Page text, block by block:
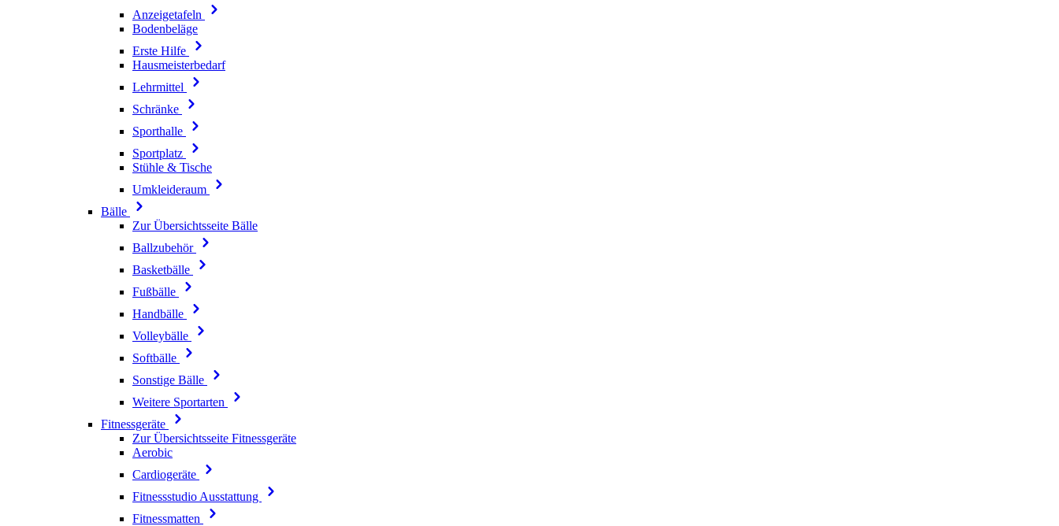
Anzeigetafeln
Bodenbeläge
Erste Hilfe
Hausmeisterbedarf
Lehrmittel
Schränke
Sporthalle
Sportplatz
Stühle & Tische
Umkleideraum
Bälle
Zur Übersichtsseite Bälle
Ballzubehör
Basketbälle
Fußbälle
Handbälle
Volleybälle
Softbälle
Sonstige Bälle
Weitere Sportarten
Fitnessgeräte
Zur Übersichtsseite Fitnessgeräte
Aerobic
Cardiogeräte
Fitnessstudio Ausstattung
Fitnessmatten